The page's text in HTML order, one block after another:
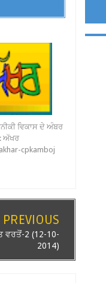
ਵਿਕਾਸ ਦੇ ਅੰਬਰ
: ਅੱਖਰ
cpkamboj
PREVIOUS
2 (12-10-
2014)